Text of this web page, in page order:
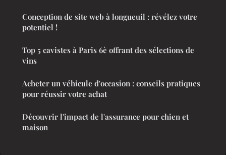
Conception de site web à longueuil : révélez votre
potentiel !
Top 5 cavistes à Paris 6è offrant des sélections de
vins
Acheter un véhicule d'occasion : conseils pratiques
pour réussir votre achat
Découvrir l'impact de l'assurance pour chien et
maison